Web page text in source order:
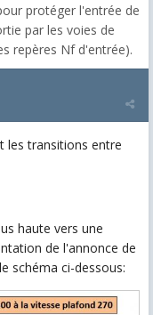
protéger l'entrée de
par les voies de
repères Nf d'entrée).
les transitions entre
haute vers une
de l'annonce de
schéma ci-dessous: